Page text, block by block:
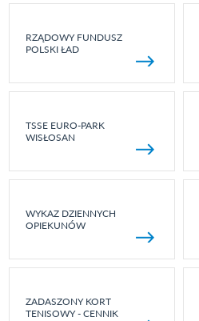
RZĄDOWY FUNDUSZ
POLSKI ŁAD
TSSE EURO-PARK
WISŁOSAN
WYKAZ DZIENNYCH
OPIEKUNÓW
ZADASZONY KORT
TENISOWY - CENNIK